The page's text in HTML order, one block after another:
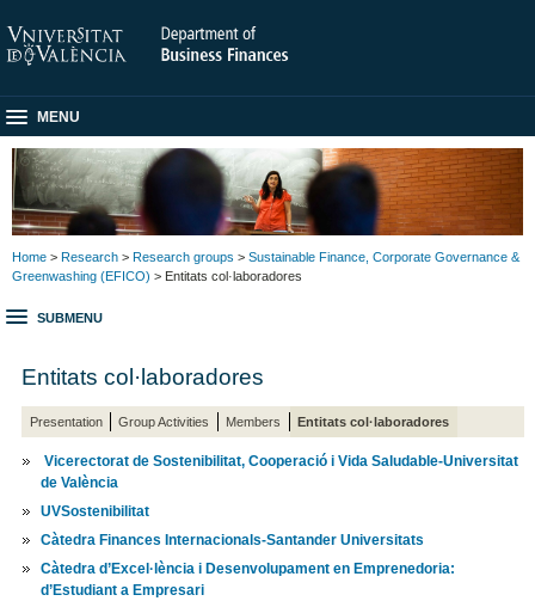
MENU
Home > Research > Research groups > Sustainable Finance, Corporate Governance &
Greenwashing (EFICO) > Entitats col·laboradores
SUBMENU
Entitats col·laboradores
Presentation Group Activities Members Entitats col·laboradores
Vicerectorat de Sostenibilitat, Cooperació i Vida Saludable-Universitat
de València
UVSostenibilitat
Càtedra Finances Internacionals-Santander Universitats
Càtedra d’Excel·lència i Desenvolupament en Emprenedoria:
d’Estudiant a Empresari